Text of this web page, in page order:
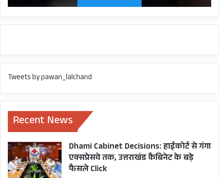
Tweets by pawan_lalchand
Recent News
Dhami Cabinet Decisions: हाईकोर्ट से गंगा
एक्सप्रेसवे तक, उत्तराखंड कैबिनेट के बड़े
फैसले Click